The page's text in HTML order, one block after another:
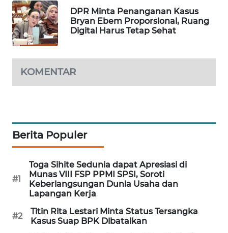
DPR Minta Penanganan Kasus
Bryan Ebem Proporsional, Ruang
Digital Harus Tetap Sehat
KOMENTAR
Berita Populer
#1
Toga Sihite Sedunia dapat Apresiasi di
Munas VIII FSP PPMI SPSI, Soroti
Keberlangsungan Dunia Usaha dan
Lapangan Kerja
#2
Titin Rita Lestari Minta Status Tersangka
Kasus Suap BPK Dibatalkan
MARITIM
HUMBANG
NEWS
GARONGGANG
ENERGI
CILEUNGSI
NEWS
BERKAT